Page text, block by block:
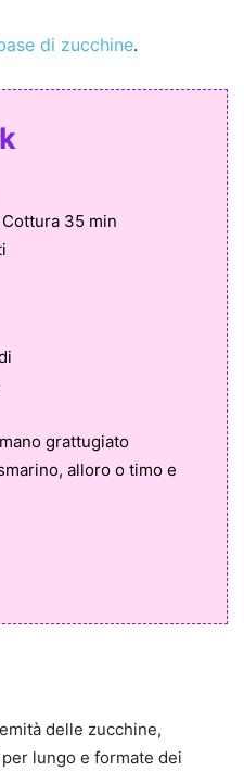
di zucchine.
35 min
grattugiato
alloro o timo e
delle zucchine,
lungo e formate dei